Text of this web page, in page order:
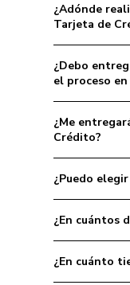
¿Adónde
Tarjeta de
¿Debo
el proceso
¿Me
Crédito?
¿Puedo
¿En cuántos
¿En cuánto